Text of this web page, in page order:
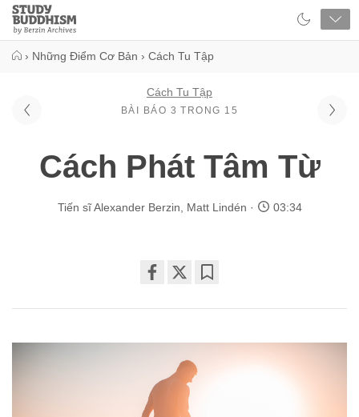
Close
Study
Buddhism
› Những Điểm Cơ Bản › Cách Tu Tập
Cách Tu Tập
BÀI BÁO 3 TRONG 15
Cách Phát Tâm Từ
Tiến sĩ Alexander Berzin Matt Lindén 03:34
on